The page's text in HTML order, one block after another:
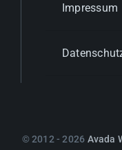
Impressum
© 2012 - 2026 Avada